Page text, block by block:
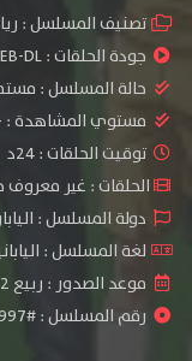
تصنيف المسلسل :
جودة الحلقات :DL
حالة المسلسل :
مستوي المشاهدة :
توقيت الحلقات : 24د
الحلقات : غير معروف
دولة المسلسل :
لغة المسلسل :
موعد الصدور : ربيع 2022
رقم المسلسل : #150997